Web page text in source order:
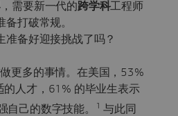
需要新一代的跨学科工程师
备打破常规。
准备好迎接挑战了吗？
更多的事情。在美国，53%
的人才，61% 的毕业生表示
自己的数字技能。
1 与此同